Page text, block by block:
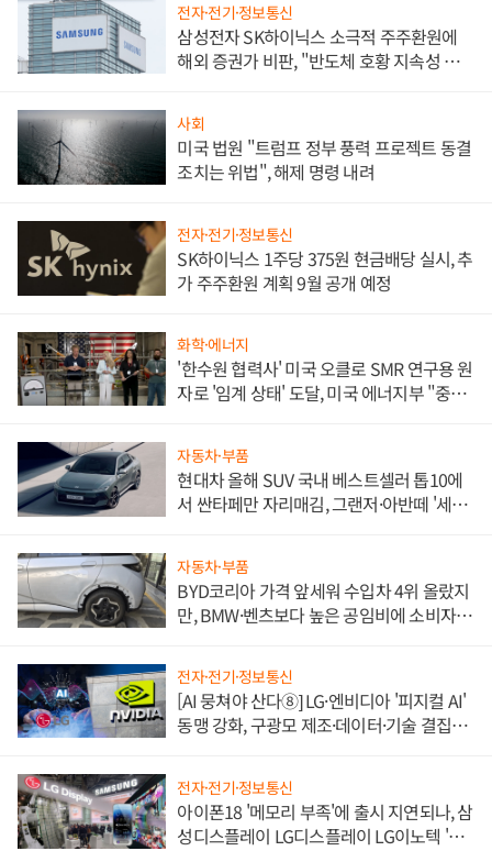
전자·전기·정보통신
삼성전자 SK하이닉스 소극적 주주환원에
해외 증권가 비판, "반도체 호황 지속성 의
사회
미국 법원 "트럼프 정부 풍력 프로젝트 동결
조치는 위법", 해제 명령 내려
전자·전기·정보통신
SK하이닉스 1주당 375원 현금배당 실시, 추
가 주주환원 계획 9월 공개 예정
화학·에너지
'한수원 협력사' 미국 오클로 SMR 연구용 원
자로 '임계 상태' 도달, 미국 에너지부 "중요
자동차·부품
현대차 올해 SUV 국내 베스트셀러 톱10에
서 싼타페만 자리매김, 그랜저·아반떼 '세단
자동차·부품
BYD코리아 가격 앞세워 수입차 4위 올랐지
만, BMW·벤츠보다 높은 공임비에 소비자
전자·전기·정보통신
[AI 뭉쳐야 산다⑧] LG·엔비디아 '피지컬 AI'
동맹 강화, 구광모 제조·데이터·기술 결집
전자·전기·정보통신
아이폰18 '메모리 부족'에 출시 지연되나, 삼
성디스플레이 LG디스플레이 LG이노텍 '탈